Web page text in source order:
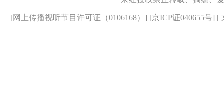
[网上传播视听节目许可证（0106168） ] [京ICP证040655号] [